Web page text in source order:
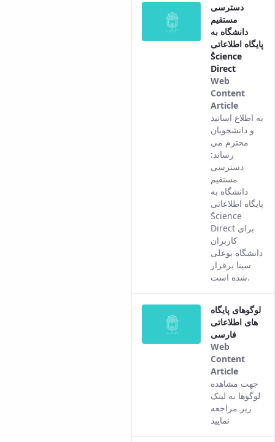
دسترسی
مستقیم
دانشگاه به
پایگاه اطلاعاتی
ُScience
Direct
Web
Content
Article
This
result
comes
version
of this
content.
به اطلاع اساتید
و دانشجویان
محترم می
رساند:
دسترسی
مستقیم
دانشگاه به
پایگاه اطلاعاتی
ُScience
Direct برای
کاربران
دانشگاه بوعلی
سینا برقرار
شده است.
لوگوهای پایگاه
های اطلاعاتی
فارسی
Web
Content
Article
result
comes
from
جهت مشاهده
لوگوها به لینک
زیر مراجعه
نمایید